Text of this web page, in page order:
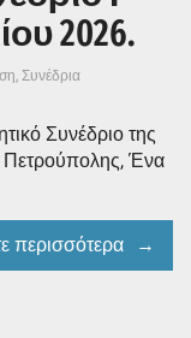
2026.
Συνέδρια
Συνέδριο της
Πετρούπολης, Ένα
περισσότερα